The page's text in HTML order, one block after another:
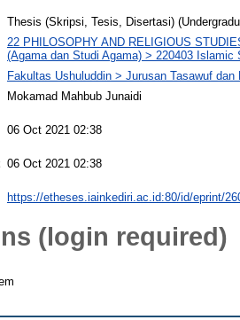
Thesis (Skripsi, Tesis, Disertasi)
22 PHILOSOPHY AND RELIGIOUS
(Agama dan Studi Agama) > 220403 Islamic
Fakultas Ushuluddin > Jurusan Tasawuf dan
Mokamad Mahbub Junaidi
06 Oct 2021 02:38
06 Oct 2021 02:38
https://etheses.iainkediri.ac.id:80/id/eprint/
(login required)